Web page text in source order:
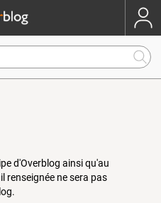
d'Overblog ainsi qu'au
renseignée ne sera pas